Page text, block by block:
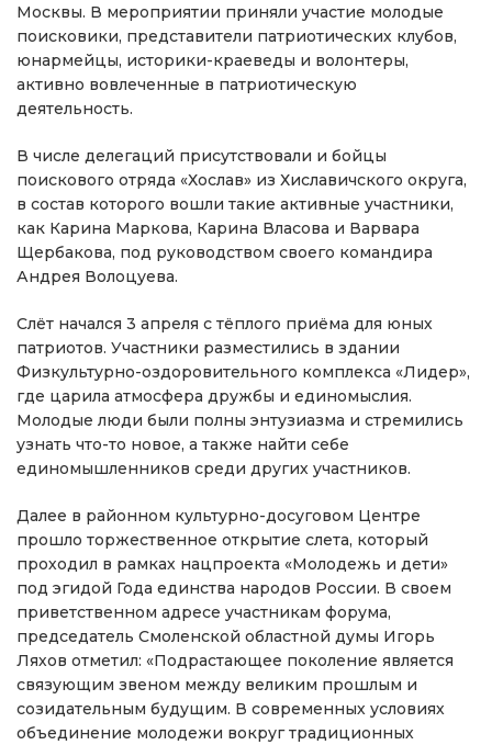
Москвы. В мероприятии приняли участие молодые
поисковики, представители патриотических клубов,
юнармейцы, историки-краеведы и волонтеры,
активно вовлеченные в патриотическую
деятельность.
В числе делегаций присутствовали и бойцы
поискового отряда «Хослав» из Хиславичского округа,
в состав которого вошли такие активные участники,
как Карина Маркова, Карина Власова и Варвара
Щербакова, под руководством своего командира
Андрея Волоцуева.
Слёт начался 3 апреля с тёплого приёма для юных
патриотов. Участники разместились в здании
Физкультурно-оздоровительного комплекса «Лидер»,
где царила атмосфера дружбы и единомыслия.
Молодые люди были полны энтузиазма и стремились
узнать что-то новое, а также найти себе
единомышленников среди других участников.
Далее в районном культурно-досуговом Центре
прошло торжественное открытие слета, который
проходил в рамках нацпроекта «Молодежь и дети»
под эгидой Года единства народов России. В своем
приветственном адресе участникам форума,
председатель Смоленской областной думы Игорь
Ляхов отметил: «Подрастающее поколение является
связующим звеном между великим прошлым и
созидательным будущим. В современных условиях
объединение молодежи вокруг традиционных